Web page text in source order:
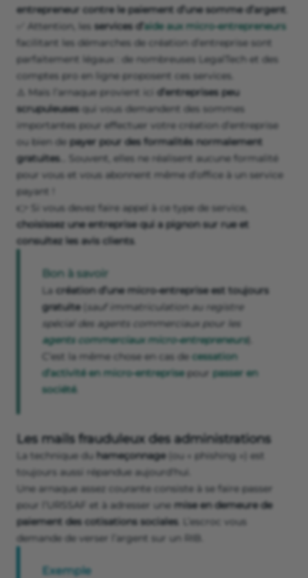
entrepreneur contre le paiement d’une somme d’argent
✅ Attention, les services d’ aide aux micro-entrepreneurs
facilitant les démarches de création d’entreprise sont
parfaitement légaux : de nombreuses LegalTech et des
comptes pro en ligne proposent ces services.
⚠️ Mais l’arnaque provient ici d’entreprises peu
scrupuleuses qui vous demandent des sommes
importantes pour effectuer votre création d’entreprise
ou bien de payer pour des formalités normalement
gratuites… Souvent, elles ne réalisent aucune formalité
pour vous et vous abonnent même d’office à un service
payant !
👉 Si vous devez faire appel à ce type de service,
choisissez une entreprise qui a pignon sur rue et
consultez les avis clients.
Bon à savoir
La création d’une micro-entreprise est toujours
gratuite(
sauf immatriculation au registre
spécial des agents commerciaux pour les
agents commerciaux micro-entrepreneurs).
C’est la même chose en cas de cessation
d’activité en micro-entreprisepour passer en
société.
Les mails frauduleux des administrations
La technique du hameçonnage(ou « phishing ») est
toujours aussi répandue aujourd'hui.
Une arnaque assez courante consiste à se faire passer
pour l’URSSAF et à adresser une mise en demeure de
paiement des cotisations sociales. L’escroc vous
demande de verser l’argent sur un RIB.
Exemple